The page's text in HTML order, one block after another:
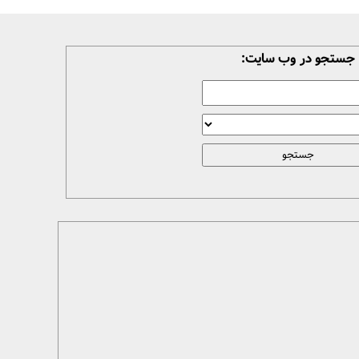
جستجو در وب سایت: